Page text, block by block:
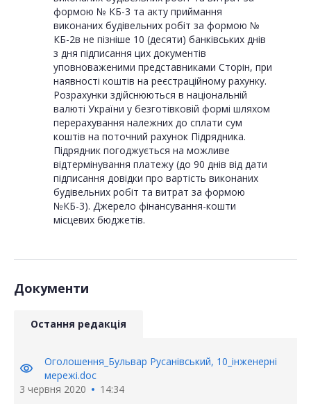
формою № КБ-3 та акту приймання
виконаних будівельних робіт за формою №
КБ-2в не пізніше 10 (десяти) банківських днів
з дня підписання цих документів
уповноваженими представниками Сторін, при
наявності коштів на реєстраційному рахунку.
Розрахунки здійснюються в національній
валюті України у безготівковій формі шляхом
перерахування належних до сплати сум
коштів на поточний рахунок Підрядника.
Підрядник погоджується на можливе
відтермінування платежу (до 90 днів від дати
підписання довідки про вартість виконаних
будівельних робіт та витрат за формою
№КБ-3). Джерело фінансування-кошти
місцевих бюджетів.
Документи
Остання редакція
visibility
Оголошення_Бульвар Русанівський, 10_інженерні
мережі.doc
3 червня 2020
14:34